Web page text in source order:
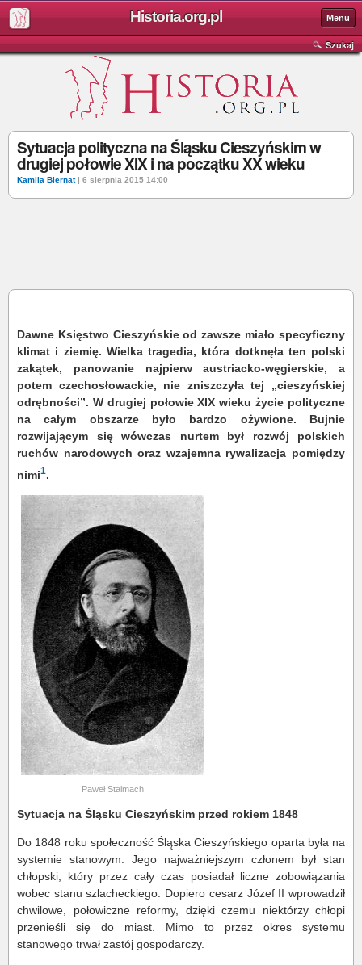
Historia.org.pl Menu
Szukaj
Sytuacja polityczna na Śląsku Cieszyńskim w
drugiej połowie XIX i na początku XX wieku
Kamila Biernat| 6 sierpnia 2015 14:00
Dawne Księstwo Cieszyńskie od zawsze miało specyficzny
klimat i ziemię. Wielka tragedia, która dotknęła ten polski
zakątek, panowanie najpierw austriacko-węgierskie, a
potem czechosłowackie, nie zniszczyła tej „cieszyńskiej
odrębności”. W drugiej połowie XIX wieku życie polityczne
na całym obszarze było bardzo ożywione. Bujnie
rozwijającym się wówczas nurtem był rozwój polskich
ruchów narodowych oraz wzajemna rywalizacja pomiędzy
nimi1.
Paweł Stalmach
Sytuacja na Śląsku Cieszyńskim przed rokiem 1848
Do 1848 roku społeczność Śląska Cieszyńskiego oparta była na
systemie stanowym. Jego najważniejszym członem był stan
chłopski, który przez cały czas posiadał liczne zobowiązania
wobec stanu szlacheckiego. Dopiero cesarz Józef II wprowadził
chwilowe, połowiczne reformy, dzięki czemu niektórzy chłopi
przenieśli się do miast. Mimo to przez okres systemu
stanowego trwał zastój gospodarczy.